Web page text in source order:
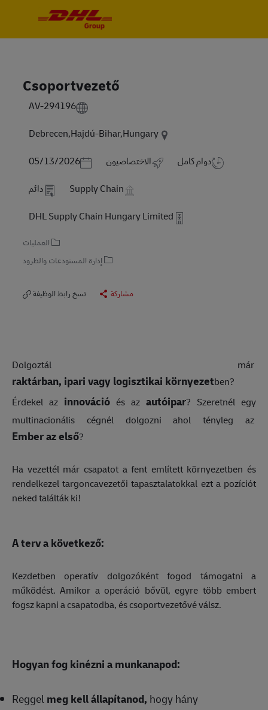
Csoportvezető
AV-294196
Debrecen,Hajdú-Bihar,Hungary
Posted Date
05/13/2026 الاختصاصيون دوام كامل
دائم Supply Chain
DHL Supply Chain Hungary Limited
العمليات
إدارة المستودعات والطرود
نسخ رابط الوظيفة مشاركة
Dolgoztál már
raktárban, ipari vagy logisztikai környezetben?
Érdekel az innováció és az autóipar? Szeretnél egy
multinacionális cégnél dolgozni ahol tényleg az
Ember az első?
Ha vezettél már csapatot a fent említett környezetben és
rendelkezel targoncavezetői tapasztalatokkal ezt a pozíciót
neked találták ki!
A terv a következő:
Kezdetben operatív dolgozóként fogod támogatni a
működést. Amikor a operáció bővül, egyre több embert
fogsz kapni a csapatodba, és csoportvezetővé válsz.
Hogyan fog kinézni a munkanapod:
Reggelmeg kell állapítanod, hogy hány